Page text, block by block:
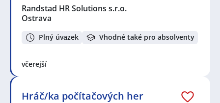
Randstad HR Solutions s.r.o.
Ostrava
Plný úvazek Vhodné také pro absolventy
včerejší
Hráč/ka počítačových her